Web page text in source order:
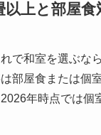
以上と部屋
で和室を選ぶな
部屋食または個
年時点では個